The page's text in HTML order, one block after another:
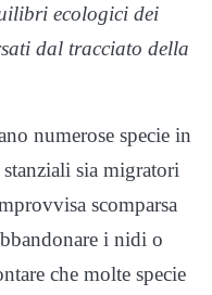
ecologici dei
dal tracciato della
numerose specie in
sia migratori
scomparsa
i nidi o
che molte specie